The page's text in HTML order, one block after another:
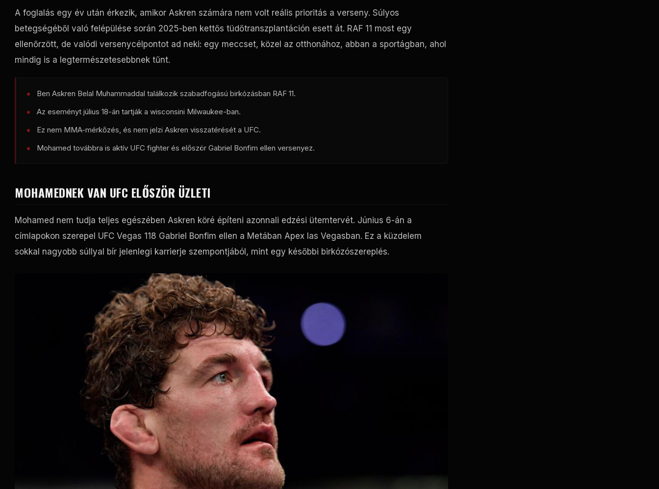
A foglalás egy év után érkezik, amikor Askren számára nem volt reális prioritás a verseny. Súlyos
betegségéből való felépülése során 2025-ben kettős tüdőtranszplantáción esett át. RAF 11 most egy
ellenőrzött, de valódi versenycélpontot ad neki: egy meccset, közel az otthonához, abban a sportágban, ahol
mindig is a legtermészetesebbnek tűnt.
Ben Askren Belal Muhammaddal találkozik szabadfogású birkózásban RAF 11.
Az eseményt július 18-án tartják a wisconsini Milwaukee-ban.
Ez nem MMA-mérkőzés, és nem jelzi Askren visszatérését a UFC.
Mohamed továbbra is aktív UFC fighter és először Gabriel Bonfim ellen versenyez.
MOHAMEDNEK VAN UFC ELŐSZÖR ÜZLETI
Mohamed nem tudja teljes egészében Askren köré építeni azonnali edzési ütemtervét. Június 6-án a
címlapokon szerepel UFC Vegas 118 Gabriel Bonfim ellen a Metában Apex las Vegasban. Ez a küzdelem
sokkal nagyobb súllyal bír jelenlegi karrierje szempontjából, mint egy későbbi birkózószereplés.